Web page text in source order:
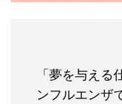
「夢を与える
ンフルエンザ